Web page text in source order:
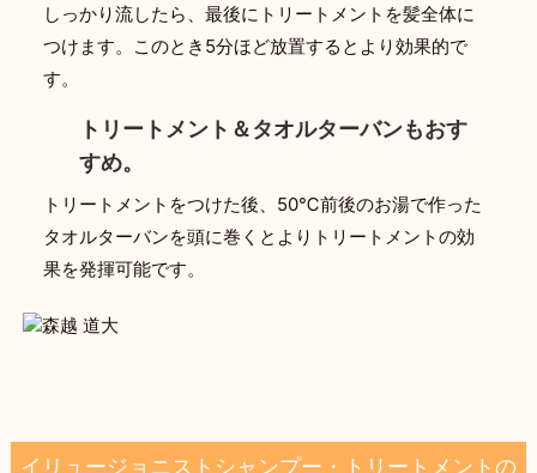
しっかり流したら、最後にトリートメントを髪全体に
つけます。このとき5分ほど放置するとより効果的で
す。
トリートメント＆タオルターバンもおす
すめ。
トリートメントをつけた後、50℃前後のお湯で作った
タオルターバンを頭に巻くとよりトリートメントの効
果を発揮可能です。
イリュージョニストシャンプー・トリートメントの